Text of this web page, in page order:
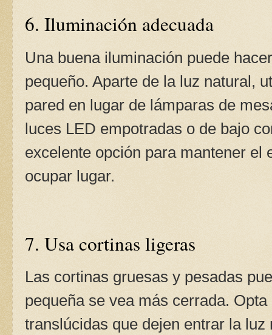
6. Iluminación adecuada
Una buena iluminación puede
pequeño. Aparte de la luz natural,
pared en lugar de lámparas de
luces LED empotradas o de bajo
excelente opción para mantener el
ocupar lugar.
7. Usa cortinas ligeras
Las cortinas gruesas y pesadas
pequeña se vea más cerrada.
translúcidas que dejen entrar la